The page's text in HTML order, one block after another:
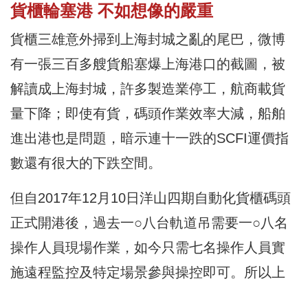
貨櫃輪塞港 不如想像的嚴重
貨櫃三雄意外掃到上海封城之亂的尾巴，微博
有一張三百多艘貨船塞爆上海港口的截圖，被
解讀成上海封城，許多製造業停工，航商載貨
量下降；即使有貨，碼頭作業效率大減，船舶
進出港也是問題，暗示連十一跌的SCFI運價指
數還有很大的下跌空間。
但自2017年12月10日洋山四期自動化貨櫃碼頭
正式開港後，過去一○八台軌道吊需要一○八名
操作人員現場作業，如今只需七名操作人員實
施遠程監控及特定場景參與操控即可。所以上